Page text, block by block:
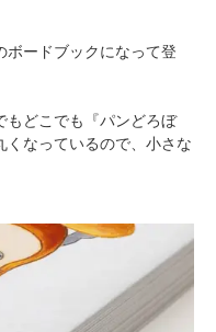
ボードブックになって登
もどこでも『パンどろぼ
くなっているので、小さな